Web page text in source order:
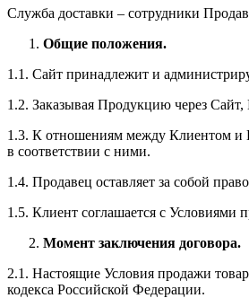
Служба доставки – сотрудники
Общие положения.
1.1. Сайт принадлежит и
1.2. Заказывая Продукцию через
1.3. К отношениям между Клиентом и
в соответствии с ними.
1.4. Продавец оставляет за собой
1.5. Клиент соглашается с Условиями
Момент заключения договора.
2.1. Настоящие Условия продажи
кодекса Российской Федерации.